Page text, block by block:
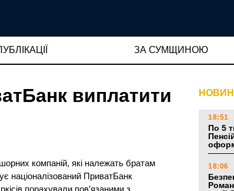
ЗА СУМЩИНОЮ
виплатити
компаній, які належать братам
націоналізований ПриватБанк
18:51
По 5
18:06